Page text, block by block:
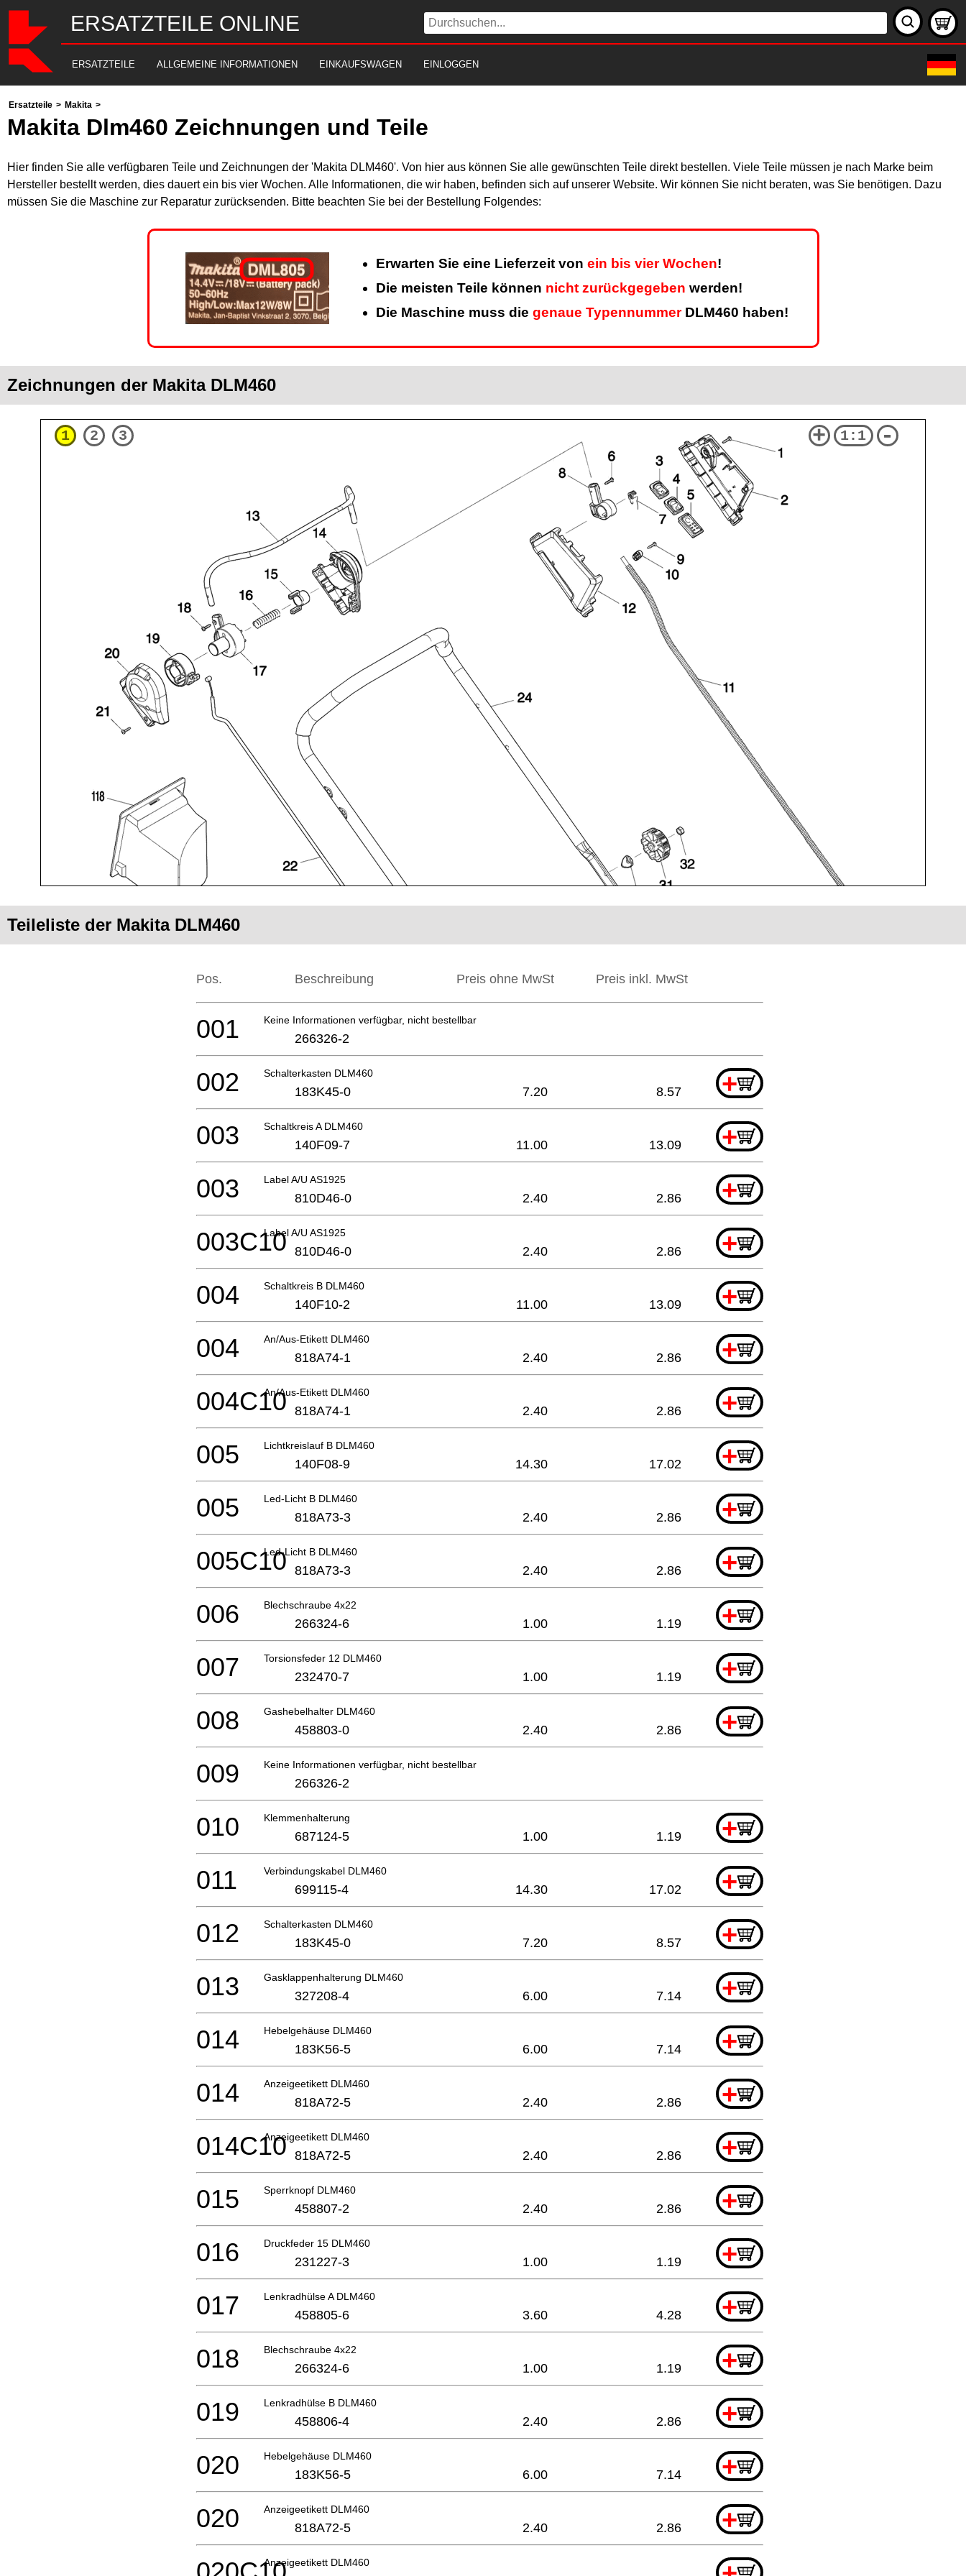
ERSATZTEILE ONLINE
ERSATZTEILE ALLGEMEINE INFORMATIONEN EINKAUFSWAGEN EINLOGGEN
Ersatzteile > Makita >
Makita Dlm460 Zeichnungen und Teile
Hier finden Sie alle verfügbaren Teile und Zeichnungen der 'Makita DLM460'. Von hier aus können Sie alle gewünschten Teile direkt bestellen. Viele Teile müssen je nach Marke beim
Hersteller bestellt werden, dies dauert ein bis vier Wochen. Alle Informationen, die wir haben, befinden sich auf unserer Website. Wir können Sie nicht beraten, was Sie benötigen. Dazu
müssen Sie die Maschine zur Reparatur zurücksenden. Bitte beachten Sie bei der Bestellung Folgendes:
Erwarten Sie eine Lieferzeit von ein bis vier Wochen!
Die meisten Teile können nicht zurückgegeben werden!
Die Maschine muss die genaue TypennummerDLM460 haben!
Zeichnungen der Makita DLM460
1 2 3 + 1:1 -
Teileliste der Makita DLM460
Pos. Beschreibung Preis ohne MwSt Preis inkl. MwSt
Keine Informationen verfügbar, nicht bestellbar
001 266326-2
Schalterkasten DLM460 +
002 183K45-0 7.20 8.57
Schaltkreis A DLM460 +
003 140F09-7 11.00 13.09
Label A/U AS1925 +
003 810D46-0 2.40 2.86
Label A/U AS1925 +
003C10 810D46-0 2.40 2.86
Schaltkreis B DLM460 +
004 140F10-2 11.00 13.09
An/Aus-Etikett DLM460 +
004 818A74-1 2.40 2.86
An/Aus-Etikett DLM460 +
004C10 818A74-1 2.40 2.86
Lichtkreislauf B DLM460 +
005 140F08-9 14.30 17.02
Led-Licht B DLM460 +
005 818A73-3 2.40 2.86
Led-Licht B DLM460 +
005C10 818A73-3 2.40 2.86
Blechschraube 4x22 +
006 266324-6 1.00 1.19
Torsionsfeder 12 DLM460 +
007 232470-7 1.00 1.19
Gashebelhalter DLM460 +
008 458803-0 2.40 2.86
Keine Informationen verfügbar, nicht bestellbar
009 266326-2
Klemmenhalterung +
010 687124-5 1.00 1.19
Verbindungskabel DLM460 +
011 699115-4 14.30 17.02
Schalterkasten DLM460 +
012 183K45-0 7.20 8.57
Gasklappenhalterung DLM460 +
013 327208-4 6.00 7.14
Hebelgehäuse DLM460 +
014 183K56-5 6.00 7.14
Anzeigeetikett DLM460 +
014 818A72-5 2.40 2.86
Anzeigeetikett DLM460 +
014C10 818A72-5 2.40 2.86
Sperrknopf DLM460 +
015 458807-2 2.40 2.86
Druckfeder 15 DLM460 +
016 231227-3 1.00 1.19
Lenkradhülse A DLM460 +
017 458805-6 3.60 4.28
Blechschraube 4x22 +
018 266324-6 1.00 1.19
Lenkradhülse B DLM460 +
019 458806-4 2.40 2.86
Hebelgehäuse DLM460 +
020 183K56-5 6.00 7.14
Anzeigeetikett DLM460 +
020 818A72-5 2.40 2.86
Anzeigeetikett DLM460